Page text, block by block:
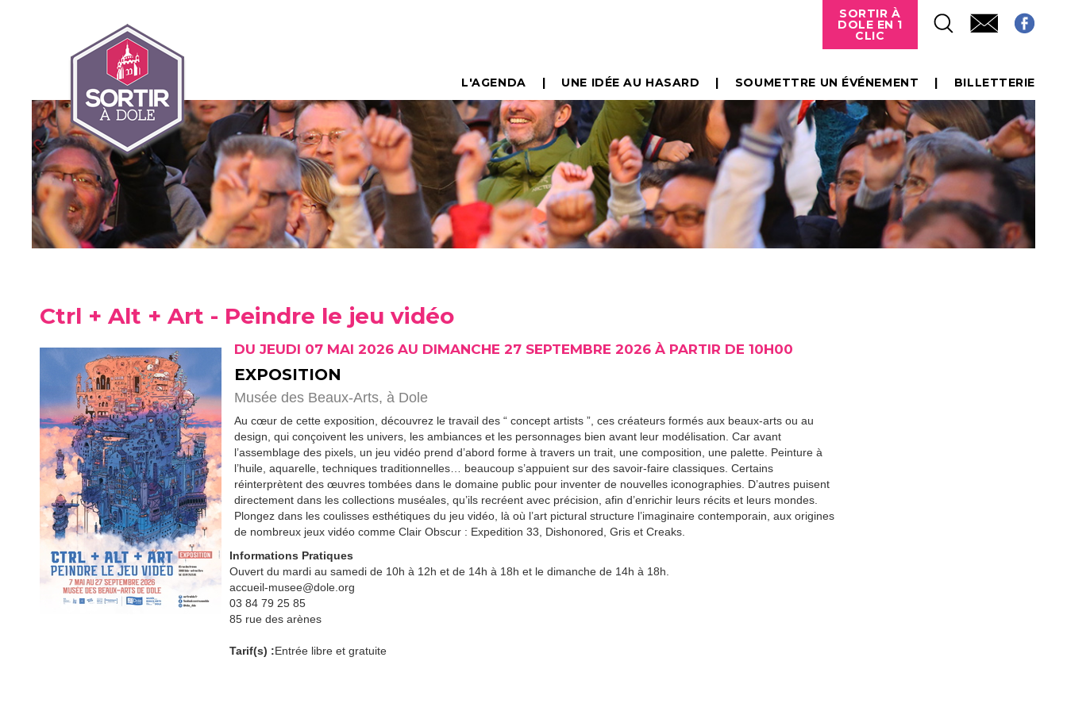
SORTIR À
DOLE EN 1
CLIC
L'AGENDA UNE IDÉE AU HASARD SOUMETTRE UN ÉVÉNEMENT BILLETTERIE
Ctrl + Alt + Art - Peindre le jeu vidéo
DU JEUDI 07 MAI 2026 AU DIMANCHE 27 SEPTEMBRE 2026 À PARTIR DE 10H00
EXPOSITION
Musée des Beaux-Arts, à Dole
Au cœur de cette exposition, découvrez le travail des “ concept artists ”, ces créateurs formés aux beaux-arts ou au
design, qui conçoivent les univers, les ambiances et les personnages bien avant leur modélisation. Car avant
l’assemblage des pixels, un jeu vidéo prend d’abord forme à travers un trait, une composition, une palette. Peinture à
l’huile, aquarelle, techniques traditionnelles… beaucoup s’appuient sur des savoir-faire classiques. Certains
réinterprètent des œuvres tombées dans le domaine public pour inventer de nouvelles iconographies. D’autres puisent
directement dans les collections muséales, qu’ils recréent avec précision, afin d’enrichir leurs récits et leurs mondes.
Plongez dans les coulisses esthétiques du jeu vidéo, là où l’art pictural structure l’imaginaire contemporain, aux origines
de nombreux jeux vidéo comme Clair Obscur : Expedition 33, Dishonored, Gris et Creaks.
Informations Pratiques
Ouvert du mardi au samedi de 10h à 12h et de 14h à 18h et le dimanche de 14h à 18h.
accueil-musee@dole.org
03 84 79 25 85
85 rue des arènes
Tarif(s) :Entrée libre et gratuite